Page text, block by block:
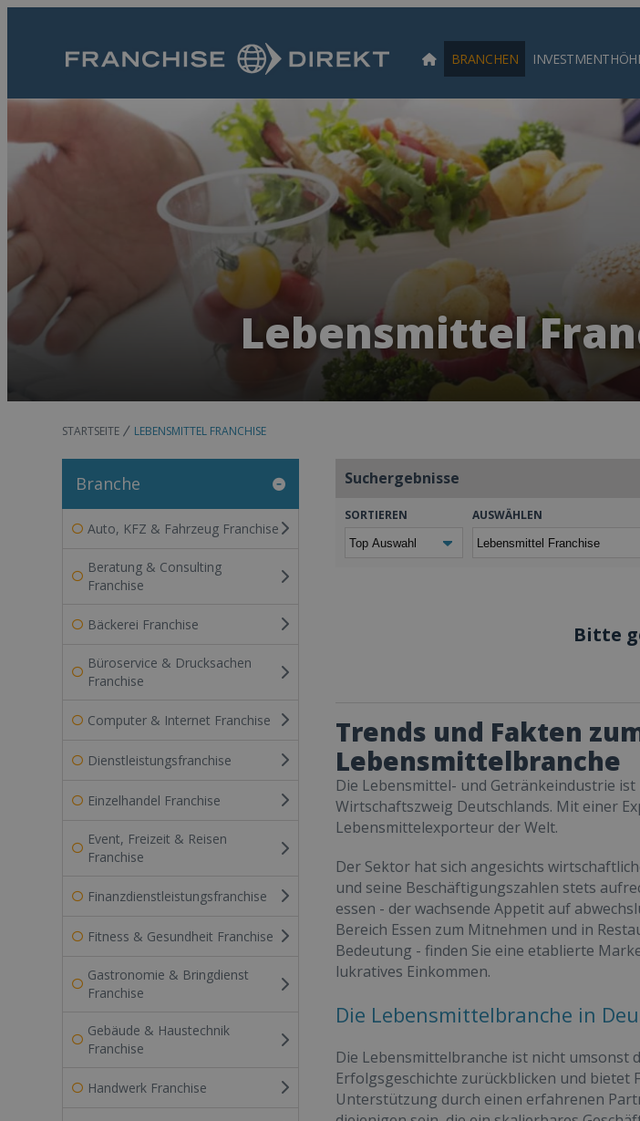
BRANCHEN
Lebensmittel
STARTSEITE LEBENSMITTEL FRANCHISE
Branche
Auto, KFZ & Fahrzeug Franchise
Beratung & Consulting
Franchise
Bäckerei Franchise
Büroservice & Drucksachen
Franchise
Computer & Internet Franchise
Dienstleistungsfranchise
Einzelhandel Franchise
Event, Freizeit & Reisen
Franchise
Finanzdienstleistungsfranchise
Fitness & Gesundheit Franchise
Gastronomie & Bringdienst
Franchise
Gebäude & Haustechnik
Franchise
Handwerk Franchise
Suchergebnisse
SORTIEREN AUSWÄHLEN
Bitte
Trends und Fakten
Lebensmittelbranche
Die Lebensmittel- und Getränkeindustrie
Wirtschaftszweig Deutschlands. Mit einer
Lebensmittelexporteur der Welt.
Der Sektor hat sich angesichts
und seine Beschäftigungszahlen stets
essen - der wachsende Appetit auf
Bereich Essen zum Mitnehmen und in
Bedeutung - finden Sie eine etablierte
lukratives Einkommen.
Die Lebensmittelbranche in
Die Lebensmittelbranche ist nicht umsonst
Erfolgsgeschichte zurückblicken und
Unterstützung durch einen erfahrenen